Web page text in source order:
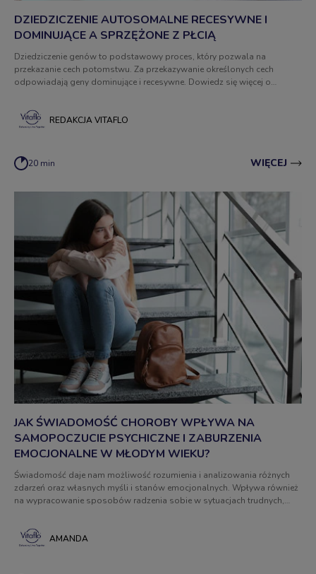
DZIEDZICZENIE AUTOSOMALNE RECESYWNE I
DOMINUJĄCE A SPRZĘŻONE Z PŁCIĄ
Dziedziczenie genów to podstawowy proces, który pozwala na
przekazanie cech potomstwu. Za przekazywanie określonych cech
odpowiadają geny dominujące i recesywne. Dowiedz się więcej o
REDAKCJA VITAFLO
20 min WIĘCEJ
JAK ŚWIADOMOŚĆ CHOROBY WPŁYWA NA
SAMOPOCZUCIE PSYCHICZNE I ZABURZENIA
EMOCJONALNE W MŁODYM WIEKU?
Świadomość daje nam możliwość rozumienia i analizowania różnych
zdarzeń oraz własnych myśli i stanów emocjonalnych. Wpływa również
na wypracowanie sposobów radzenia sobie w sytuacjach trudnych,
depresję?AMANDA